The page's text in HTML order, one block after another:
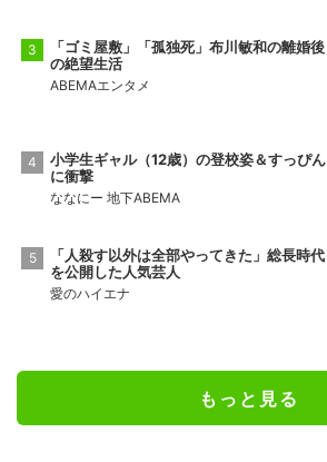
「ゴミ屋敷」「孤独死」布川敏和の離婚後
の絶望生活
ABEMAエンタメ
小学生ギャル（12歳）の登校姿＆すっぴん
に衝撃
ななにー 地下ABEMA
「人殺す以外は全部やってきた」総長時代
を公開した人気芸人
愛のハイエナ
もっと見る